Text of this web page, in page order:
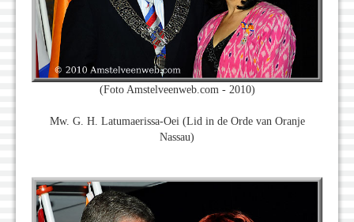
(Foto Amstelveenweb.com - 2010)
Mw. G. H. Latumaerissa-Oei (Lid in de Orde van Oranje
Nassau)